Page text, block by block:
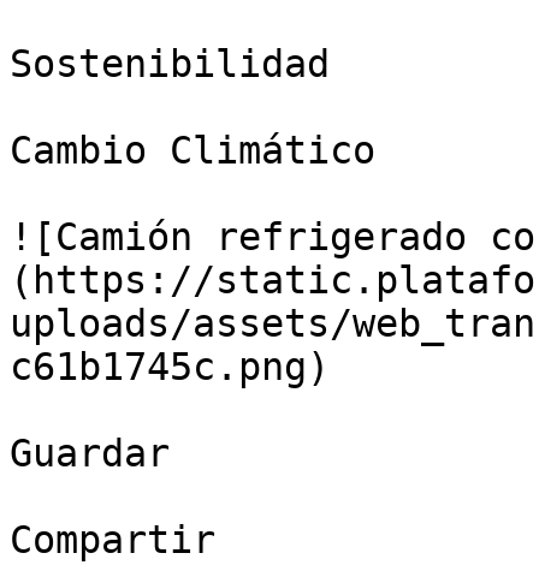
Sostenibilidad
Cambio Climático
![Camión refrigerado
(https://
uploads/assets/
c61b1745c.png)
Guardar
Compartir